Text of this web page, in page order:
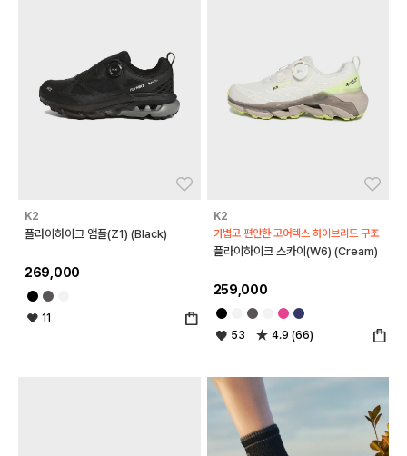
K2
플라이하이크 앰플(Z1) (Black)
269,000
11
K2
가볍고 편안한 고어텍스 하이브리드 구조
플라이하이크 스카이(W6) (Cream)
259,000
53 4.9 (66)